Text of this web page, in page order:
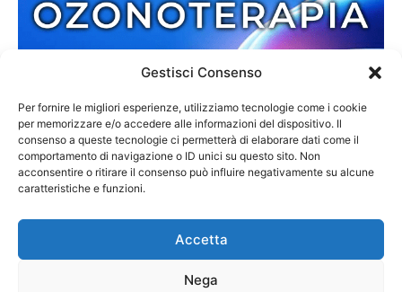
Gestisci Consenso
Per fornire le migliori esperienze, utilizziamo tecnologie come i cookie
per memorizzare e/o accedere alle informazioni del dispositivo. Il
consenso a queste tecnologie ci permetterà di elaborare dati come il
comportamento di navigazione o ID unici su questo sito. Non
acconsentire o ritirare il consenso può influire negativamente su alcune
caratteristiche e funzioni.
Accetta
Nega